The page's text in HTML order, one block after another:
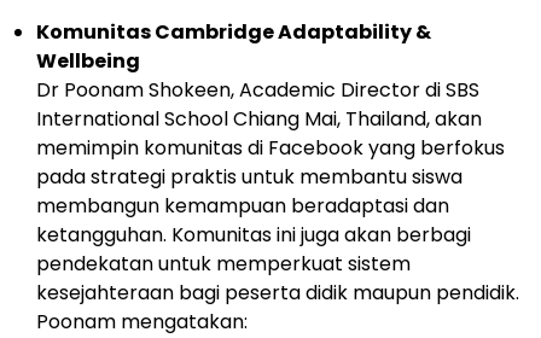
Komunitas Cambridge Adaptability &
Wellbeing
Dr Poonam Shokeen, Academic Director di SBS
International SchoolChiang Mai, Thailand, akan
memimpin komunitas di Facebook yang berfokus
pada strategi praktis untuk membantu siswa
membangun kemampuan beradaptasi dan
ketangguhan. Komunitas ini juga akan berbagi
pendekatan untuk memperkuat sistem
kesejahteraan bagi peserta didik maupun pendidik.
Poonam mengatakan: